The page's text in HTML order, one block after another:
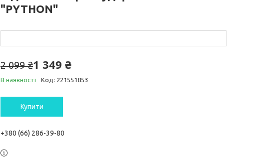
"PYTHON"
2 099 ₴1 349 ₴
В наявності Код: 221551853
Купити
+380 (66) 286-39-80